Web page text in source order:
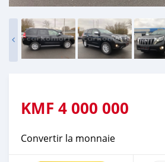
KMF 4 000 000
Convertir la monnaie